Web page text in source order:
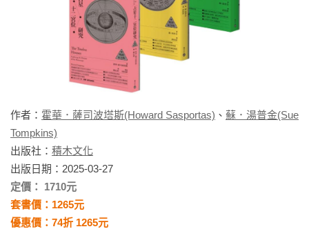
作者： 霍華．薩司波塔斯(Howard Sasportas) 、 蘇．湯普金(Sue
Tompkins)
出版社： 積木文化
出版日期：2025-03-27
定價： 1710元
套書價：1265元
優惠價：74折 1265元